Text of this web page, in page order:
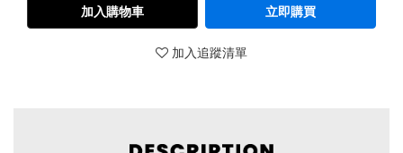
加入購物車 立即購買
加入追蹤清單